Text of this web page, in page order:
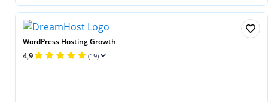
WordPress Hosting Growth
4,9 (19)